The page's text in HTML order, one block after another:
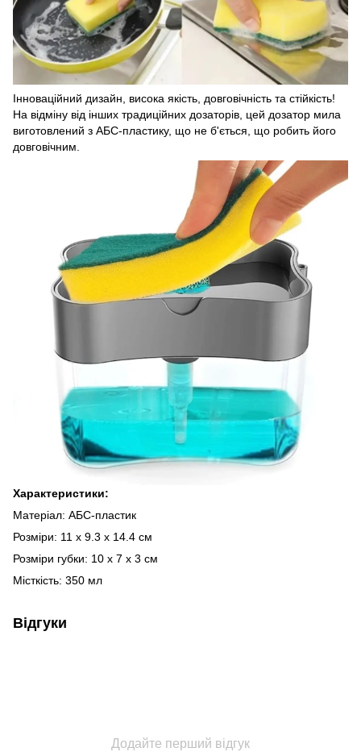
Інноваційний дизайн, висока якість, довговічність та стійкість!
На відміну від інших традиційних дозаторів, цей дозатор мила
виготовлений з АБС-пластику, що не б'ється, що робить його
довговічним.
Характеристики:
Матеріал: АБС-пластик
Розміри: 11 х 9.3 х 14.4 см
Розміри губки: 10 x 7 x 3 см
Місткість: 350 мл
Відгуки
Додайте перший відгук